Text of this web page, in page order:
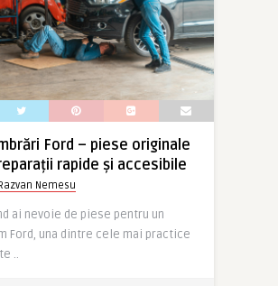
Ford – piese originale
rapide și accesibile
Razvan Nemesu
ai nevoie de piese pentru un
Ford, una dintre cele mai practice
..